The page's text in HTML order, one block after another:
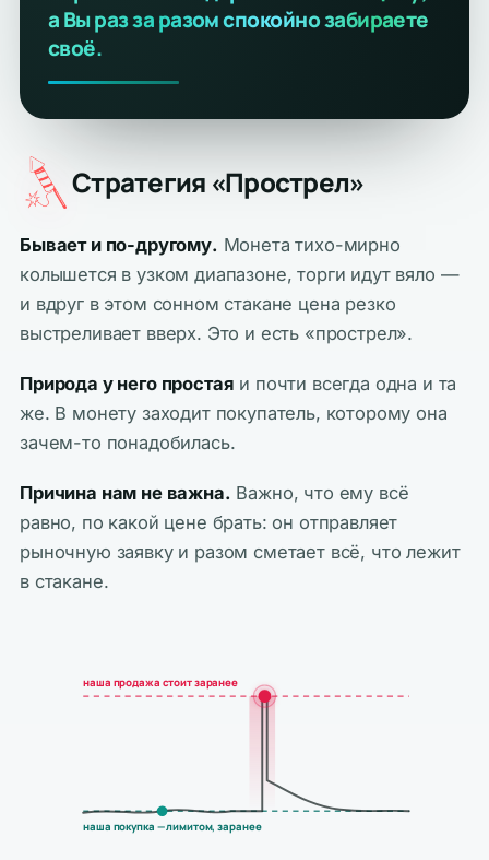
а Вы раз за разом спокойно забираете
своё.
Стратегия «Прострел»
Бывает и по-другому. Монета тихо-мирно
колышется в узком диапазоне, торги идут вяло —
и вдруг в этом сонном стакане цена резко
выстреливает вверх. Это и есть «прострел».
Природа у него простая и почти всегда одна и та
же. В монету заходит покупатель, которому она
зачем-то понадобилась.
Причина нам не важна. Важно, что ему всё
равно, по какой цене брать: он отправляет
рыночную заявку и разом сметает всё, что лежит
в стакане.
наша продажа стоит заранее
наша покупка — лимитом, заранее